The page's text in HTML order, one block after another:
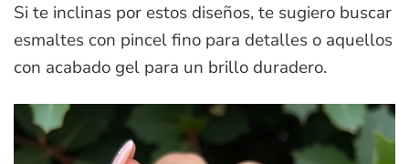
Si te inclinas por estos diseños, te sugiero buscar
esmaltes con pincel fino para detalles o aquellos
con acabado gel para un brillo duradero.